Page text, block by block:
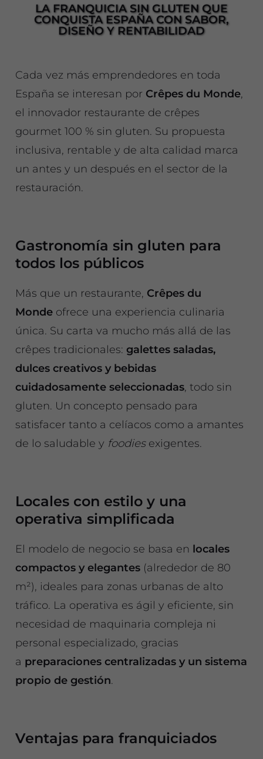
LA FRANQUICIA SIN GLUTEN QUE
CONQUISTA ESPAÑA CON SABOR,
DISEÑO Y RENTABILIDAD
Cada vez más emprendedores en toda
España se interesan por Crêpes du Monde,
el innovador restaurante de crêpes
gourmet 100 % sin gluten. Su propuesta
inclusiva, rentable y de alta calidad marca
un antes y un después en el sector de la
restauración.
Gastronomía sin gluten para
todos los públicos
Más que un restaurante, Crêpes du
Mondeofrece una experiencia culinaria
única. Su carta va mucho más allá de las
crêpes tradicionales: galettes saladas,
dulces creativos y bebidas
cuidadosamente seleccionadas, todo sin
gluten. Un concepto pensado para
satisfacer tanto a celíacos como a amantes
de lo saludable y foodiesexigentes.
Locales con estilo y una
operativa simplificada
El modelo de negocio se basa en locales
compactos y elegantes(alrededor de 80
m²), ideales para zonas urbanas de alto
tráfico. La operativa es ágil y eficiente, sin
necesidad de maquinaria compleja ni
personal especializado, gracias
a preparaciones centralizadas y un sistema
propio de gestión.
Ventajas para franquiciados